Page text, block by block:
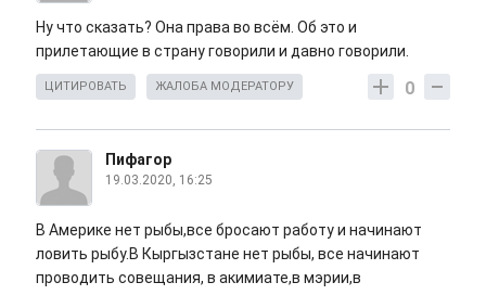
Ну что сказать? Она права во всём. Об это и
прилетающие в страну говорили и давно говорили.
0
ЦИТИРОВАТЬ ЖАЛОБА МОДЕРАТОРУ
Пифагор
19.03.2020, 16:25
В Америке нет рыбы,все бросают работу и начинают
ловить рыбу.В Кыргызстане нет рыбы, все начинают
проводить совещания, в акимиате,в мэрии,в